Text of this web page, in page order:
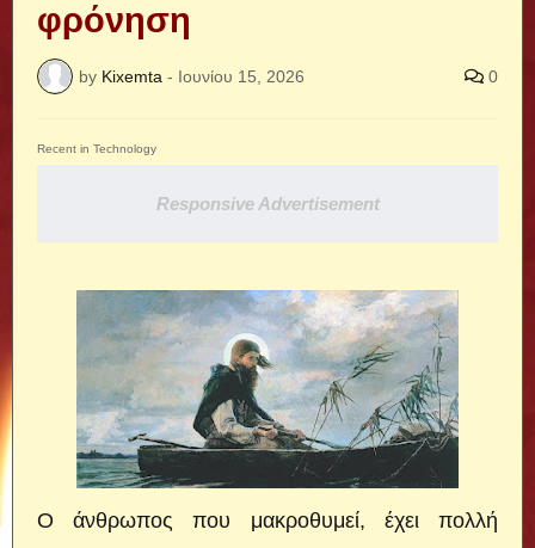
φρόνηση
by Kixemta - Ιουνίου 15, 2026 0
Recent in Technology
Responsive Advertisement
Ο άνθρωπος που μακροθυμεί, έχει πολλή